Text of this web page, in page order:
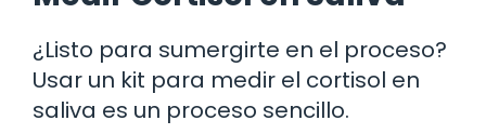
¿Listo para sumergirte en el proceso?
Usar un kit para medir el cortisol en
saliva es un proceso sencillo.